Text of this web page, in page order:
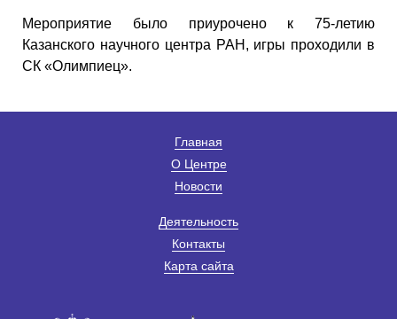
Мероприятие было приурочено к 75-летию
Казанского научного центра РАН, игры проходили в
СК «Олимпиец».
Главная
О Центре
Новости
Деятельность
Контакты
Карта сайта